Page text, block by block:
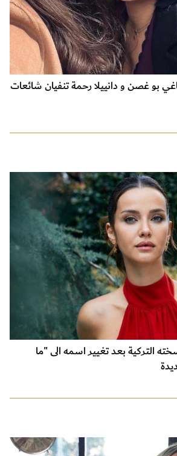
بو غصن و دانييلا رحمة تنفيان شائعات
التركية بعد تغيير اسمه الى "ما